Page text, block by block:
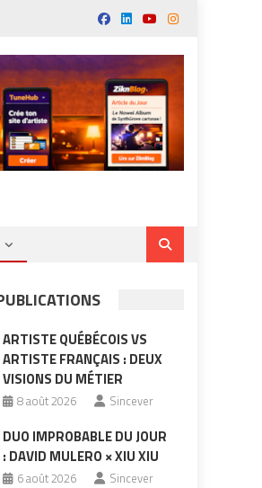
ARTISTE QUÉBÉCOIS VS
ARTISTE FRANÇAIS : DEUX
VISIONS DU MÉTIER
8 août 2026 Sincever
DUO IMPROBABLE DU JOUR
: DAVID MULERO × XIU XIU
6 août 2026 Sincever